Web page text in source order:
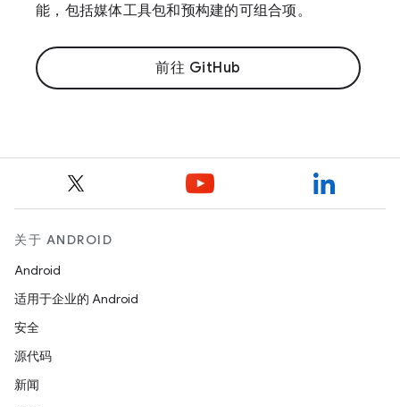
能，包括媒体工具包和预构建的可组合项。
前往 GitHub
关于 ANDROID
Android
适用于企业的 Android
安全
源代码
新闻